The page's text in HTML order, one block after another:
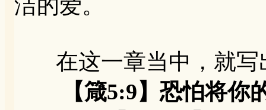
洁的爱。
在这一章当中，就写
【箴5:9】恐怕将你